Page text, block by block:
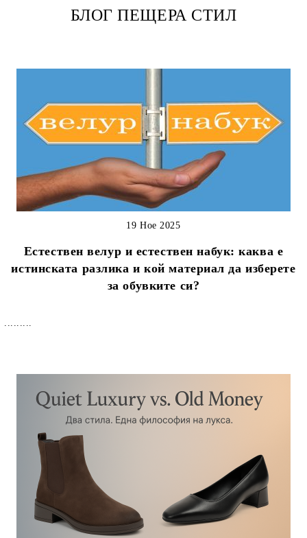
БЛОГ ПЕЩЕРА СТИЛ
Естествен велур и естествен набук: каква е
истинската разлика и кой материал да изберете
за обувките си?
19 Ное 2025